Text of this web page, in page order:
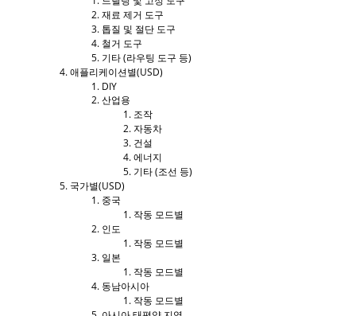
재료 제거 도구
톱질 및 절단 도구
철거 도구
기타 (라우팅 도구 등)
애플리케이션별(USD)
DIY
산업용
조작
자동차
건설
에너지
기타 (조선 등)
국가별(USD)
중국
작동 모드별
인도
작동 모드별
일본
작동 모드별
동남아시아
작동 모드별